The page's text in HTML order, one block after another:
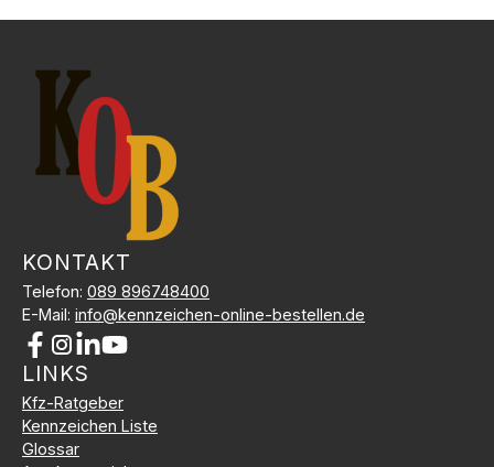
KONTAKT
Telefon: 089 896748400
E-Mail: info@kennzeichen-online-bestellen.de
LINKS
Kfz-Ratgeber
Kennzeichen Liste
Glossar